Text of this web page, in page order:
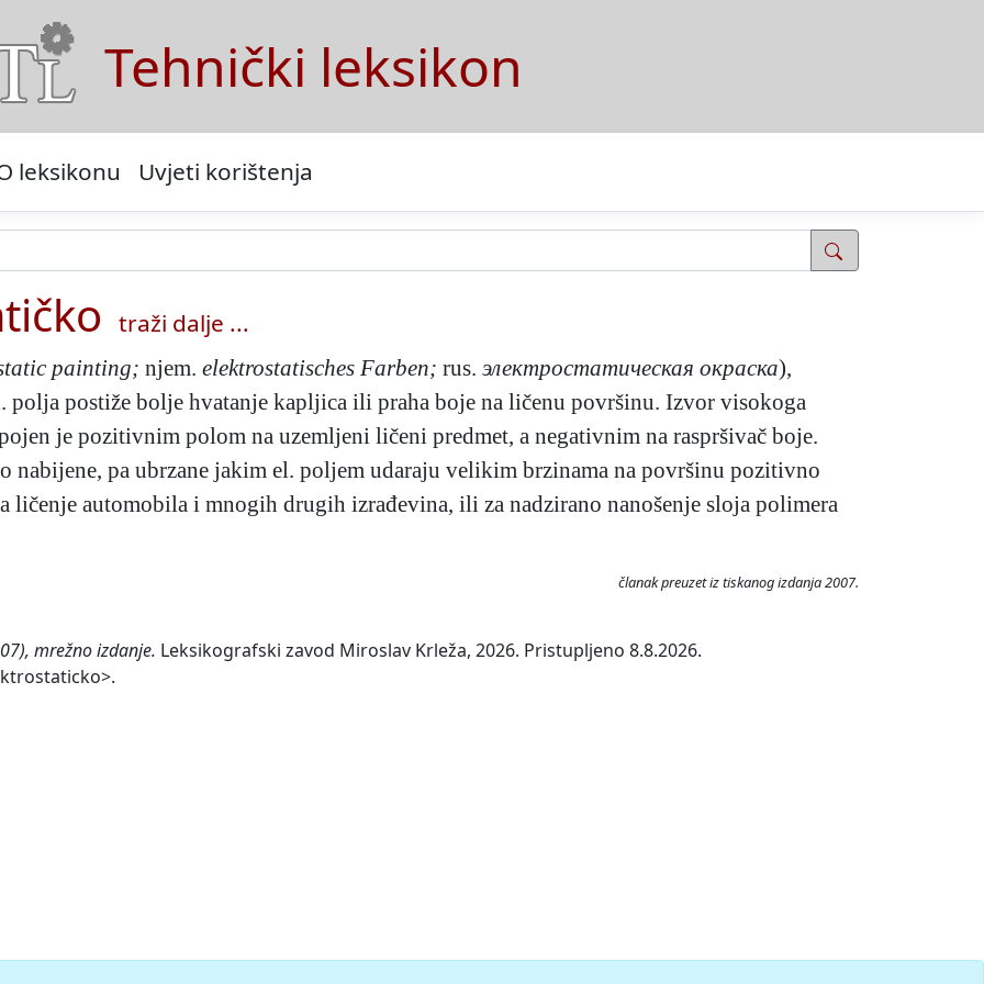
Tehnički leksikon
leksikonu Uvjeti korištenja
traži dalje ...
painting; njem. elektrostatisches Farben; rus. электростатическая окраска),
polja postiže bolje hvatanje kapljica ili praha boje na ličenu površinu. Izvor visokoga
je pozitivnim polom na uzemljeni ličeni predmet, a negativnim na raspršivač boje.
nabijene, pa ubrzane jakim el. poljem udaraju velikim brzinama na površinu pozitivno
ličenje automobila i mnogih drugih izrađevina, ili za nadzirano nanošenje sloja polimera
članak preuzet iz tiskanog izdanja 2007.
mrežno izdanje. Leksikografski zavod Miroslav Krleža, 2026. Pristupljeno 8.8.2026.